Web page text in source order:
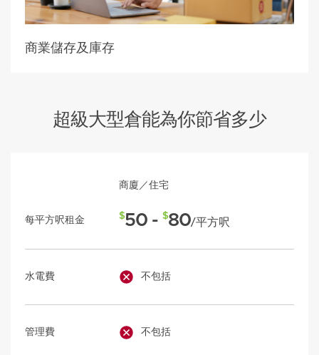
商業儲存及庫存
超級大型倉能為你節省多少
商廈／住宅
每平方呎租金 $50 - $80/平方呎
水電費 不包括
管理費 不包括